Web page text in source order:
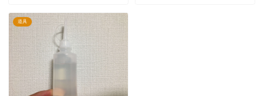
道具